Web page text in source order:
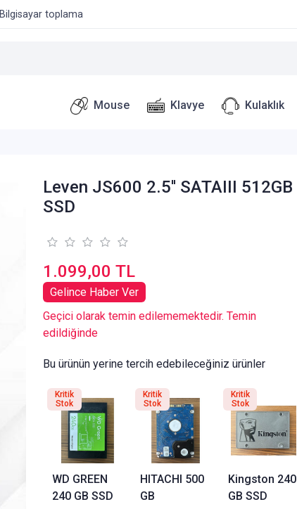
Bilgisayar toplama
Mouse Klavye Kulaklık
Leven JS600 2.5'' SATAIII 512GB
SSD
1.099,00 TL
Gelince Haber Ver
Geçici olarak temin edilememektedir. Temin
edildiğinde
Bu ürünün yerine tercih edebileceğiniz ürünler
WD GREEN
240 GB SSD
Kritik
Stok
HITACHI 500
GB
Kritik
Stok
Kingston 240
GB SSD
Kritik
Stok